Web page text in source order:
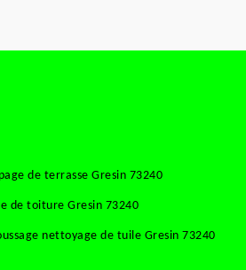
de terrasse Gresin 73240
de toiture Gresin 73240
nettoyage de tuile Gresin 73240